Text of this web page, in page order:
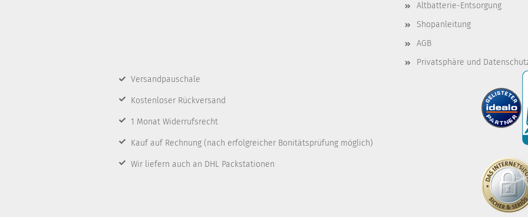
Altbatterie-Entsorgung
Shopanleitung
AGB
Privatsphäre und
Versandpauschale
Kostenloser Rückversand
1 Monat Widerrufsrecht
Kauf auf Rechnung (nach erfolgreicher Bonitätsprüfung möglich)
Wir liefern auch an DHL Packstationen